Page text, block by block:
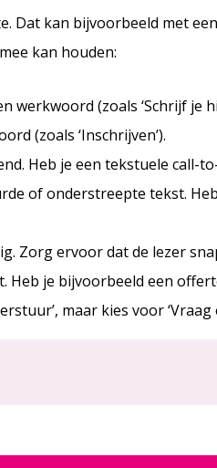
Dat kan bijvoorbeeld met een
kan houden:
werkwoord (zoals ‘Schrijf je
(zoals ‘Inschrijven’).
Heb je een tekstuele call-
of onderstreepte tekst.
Zorg ervoor dat de lezer
Heb je bijvoorbeeld een
maar kies voor ‘Vraag